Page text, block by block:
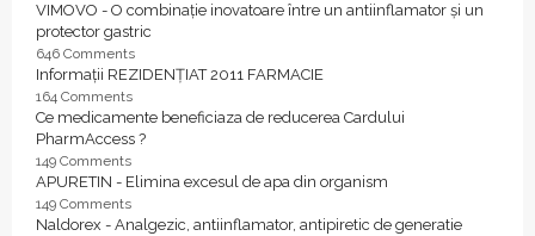
VIMOVO - O combinație inovatoare între un antiinflamator și un
protector gastric
646 Comments
Informații REZIDENȚIAT 2011 FARMACIE
164 Comments
Ce medicamente beneficiaza de reducerea Cardului
PharmAccess ?
149 Comments
APURETIN - Elimina excesul de apa din organism
149 Comments
Naldorex - Analgezic, antiinflamator, antipiretic de generatie